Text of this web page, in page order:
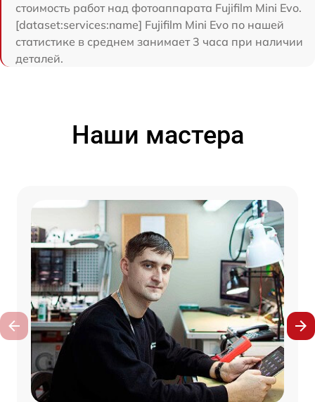
стоимость работ над фотоаппарата Fujifilm Mini Evo.
[dataset:services:name] Fujifilm Mini Evo по нашей
статистике в среднем занимает 3 часа при наличии
деталей.
Наши мастера